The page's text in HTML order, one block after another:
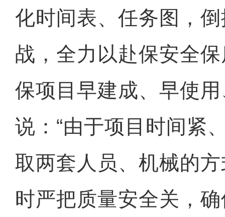
化时间表、任务图，
战，全力以赴保安全
保项目早建成、早使
说：“由于项目时间紧
取两套人员、机械的
时严把质量安全关，